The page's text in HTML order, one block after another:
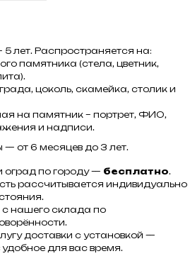
лет. Распространяется на:
памятника (стела, цветник,
цоколь, скамейка, столик и
на памятник – портрет, ФИО,
и надписи.
от 6 месяцев до 3 лет.
оград по городу — бесплатно.
рассчитывается индивидуально
нашего склада по
доставки с установкой —
для вас время.